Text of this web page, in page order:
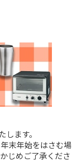
ます。
末年始をはさむ場
じめご了承くださ